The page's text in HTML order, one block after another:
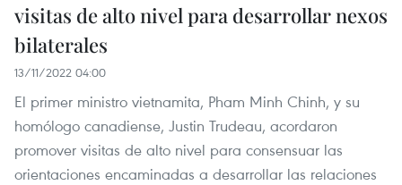
visitas de alto nivel para desarrollar nexos
bilaterales
13/11/2022 04:00
El primer ministro vietnamita, Pham Minh Chinh, y su
homólogo canadiense, Justin Trudeau, acordaron
promover visitas de alto nivel para consensuar las
orientaciones encaminadas a desarrollar las relaciones